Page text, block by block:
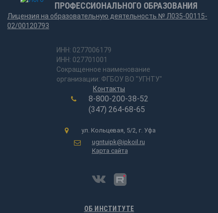
ПРОФЕССИОНАЛЬНОГО ОБРАЗОВАНИЯ
Лицензия на образовательную деятельность № Л035-00115-
02/00120793
ИНН: 0277006179
ИНН: 027701001
Сокращенное наименование
организации: ФГБОУ ВО "УГНТУ"
Контакты
8-800-200-38-52
(347) 264-68-65
ул. Кольцевая, 5/2, г. Уфа
ugntuipk@ipkoil.ru
Карта сайта
ОБ ИНСТИТУТЕ